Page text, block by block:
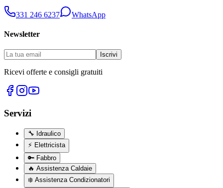
331 246 6237 WhatsApp
Newsletter
Iscrivi
Ricevi offerte e consigli gratuiti
Servizi
🔧 Idraulico
⚡ Elettricista
🔑 Fabbro
🔥 Assistenza Caldaie
❄️ Assistenza Condizionatori